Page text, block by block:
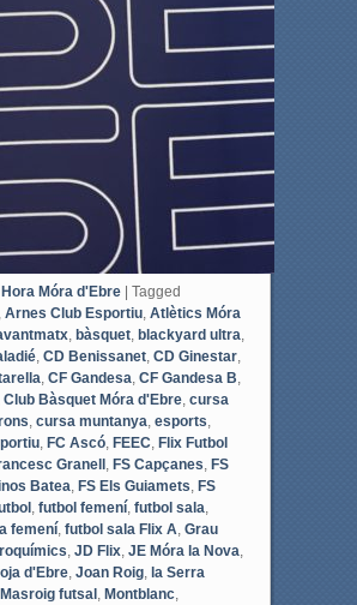
Hora Móra d'Ebre
Tagged
, Arnes Club Esportiu, Atlètics Móra
, bàsquet, blackyard ultra,
, CD Benissanet, CD Ginestar,
, CF Gandesa, CF Gandesa B,
Club Bàsquet Móra d'Ebre, cursa
, cursa muntanya, esports,
, FC Ascó, FEEC, Flix Futbol
Granell , FS Capçanes, FS
Batea, FS Els Guiamets, FS
, futbol femení, futbol sala,
femení, futbol sala Flix A, Grau
, JD Flix, JE Móra la Nova,
d'Ebre, Joan Roig, la Serra
Masroig futsal , Montblanc,